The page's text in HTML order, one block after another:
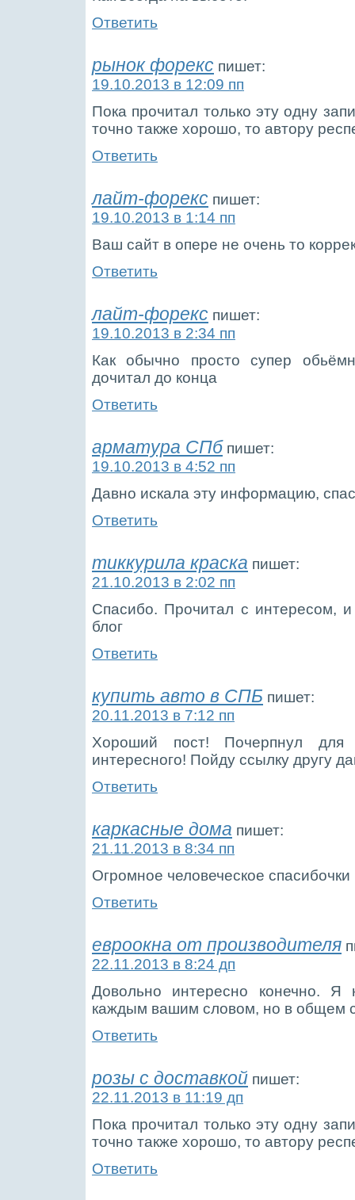
Ответить
рынок форекс пишет:
19.10.2013 в 12:09 пп
Пока прочитал только эту одну
точно также хорошо, то автору
Ответить
лайт-форекс пишет:
19.10.2013 в 1:14 пп
Ваш сайт в опере не очень то
Ответить
лайт-форекс пишет:
19.10.2013 в 2:34 пп
Как обычно просто супер
дочитал до конца
Ответить
арматура СПб пишет:
19.10.2013 в 4:52 пп
Давно искала эту информацию,
Ответить
тиккурила краска пишет:
21.10.2013 в 2:02 пп
Спасибо. Прочитал с интересом,
блог
Ответить
купить авто в СПБ пишет:
20.11.2013 в 7:12 пп
Хороший пост! Почерпнул
интересного! Пойду ссылку другу
Ответить
каркасные дома пишет:
21.11.2013 в 8:34 пп
Огромное человеческое спасибочки
Ответить
евроокна от производителя
22.11.2013 в 8:24 дп
Довольно интересно конечно. Я
каждым вашим словом, но в общем
Ответить
розы с доставкой пишет:
22.11.2013 в 11:19 дп
Пока прочитал только эту одну
точно также хорошо, то автору
Ответить